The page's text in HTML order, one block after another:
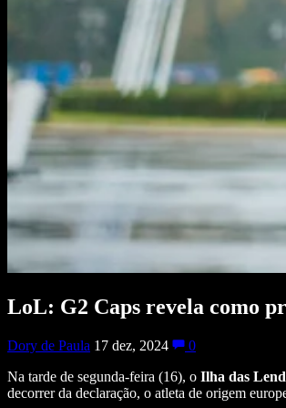
LoL: G2 Caps revela como
Dory de Paula 17 dez, 2024
0
Na tarde de segunda-feira (16), o Ilha das
decorrer da declaração, o atleta de origem